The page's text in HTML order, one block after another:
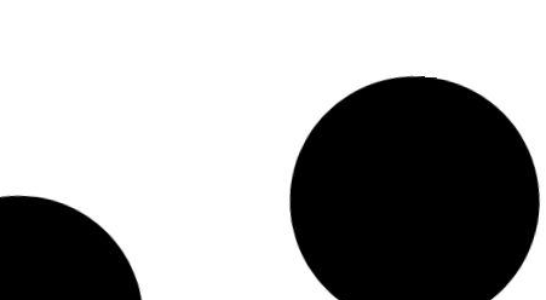
DUP “Golf i Donji Radovići”
DUP “Zlatica B”
LSL “Kocista Brguli”